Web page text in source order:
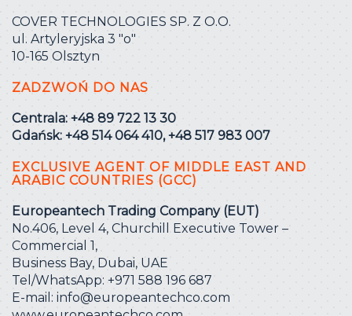
COVER TECHNOLOGIES SP. Z O.O.
ul. Artyleryjska 3 ″o″
10-165 Olsztyn
ZADZWOŃ DO NAS
Centrala: +48 89 722 13 30
Gdańsk: +48 514 064 410, +48 517 983 007
EXCLUSIVE AGENT OF MIDDLE EAST AND
ARABIC COUNTRIES (GCC)
Europeantech Trading Company (EUT)
No.406, Level 4, Churchill Executive Tower –
Commercial 1,
Business Bay, Dubai, UAE
Tel/WhatsApp: +971 588 196 687
E-mail: info@europeantechco.com